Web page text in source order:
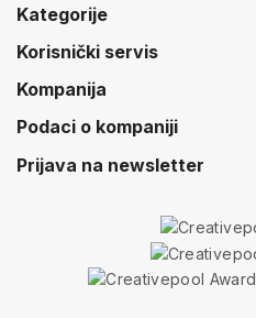
Kategorije
Korisnički servis
Kompanija
Podaci o kompaniji
Prijava na newsletter